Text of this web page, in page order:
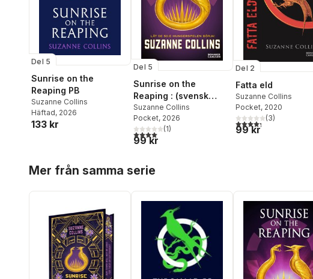
Del 5
Sunrise on the
Reaping PB
Suzanne Collins
Häftad, 2026
133 kr
Del 5
Sunrise on the
Reaping : (svensk
utgåva)
Suzanne Collins
Pocket, 2026
4,0utav 5 stjärnor. Totalt antal röster:
(1)
99 kr
Del 2
Fatta eld
Suzanne Collins
Pocket, 2020
4,3utav 5 stjärnor.
(3)
99 kr
Mer från samma serie